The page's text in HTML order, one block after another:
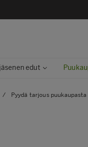
edut
/ Pyydä tarjous puukaupasta